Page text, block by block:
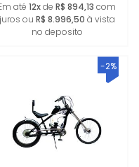
até 12xde R$ 894,13 com
juros ou R$ 8.996,50 à vista
no deposito
-2%